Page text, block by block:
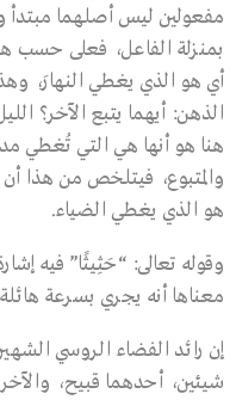
مفعولين ليس أصلهما مبتدأ
بمنزلة الفاعل، فعلى حسب
أي هو الذي يغطي النهارَ،
الذهن: أيهما يتبع الآخر؟
هنا هو أنها هي التي تُغطي
والمتبوع، فيتلخص من هذا أن
هو الذي يغطي الضياء.
وقوله تعالى: “حَثِيثًا” فيه
معناها أنه يجري بسرعة
شيئين، أحدهما قبيح،